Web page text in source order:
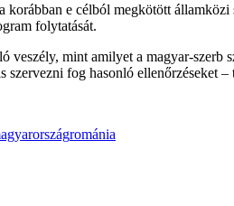
e célból megkötött államközi
folytatását.
mint amilyet a magyar-szerb
fog hasonló ellenőrzéseket
románia